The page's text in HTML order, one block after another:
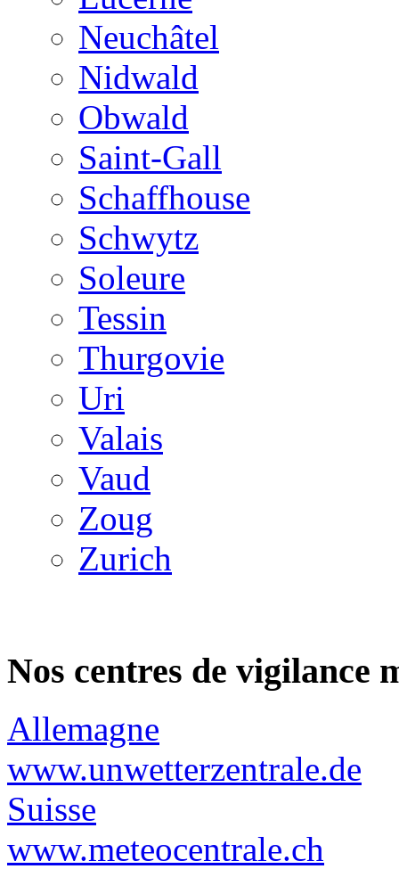
Neuchâtel
Nidwald
Obwald
Saint-Gall
Schaffhouse
Schwytz
Soleure
Tessin
Thurgovie
Uri
Valais
Vaud
Zoug
Zurich
Nos centres de vigilance
Allemagne
www.unwetterzentrale.de
Suisse
www.meteocentrale.ch